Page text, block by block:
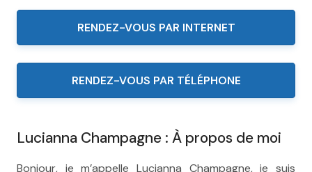
Lucianna Champagne : À propos de moi
Bonjour, je m’appelle Lucianna Champagne, je suis
RENDEZ-VOUS PAR INTERNET
RENDEZ-VOUS PAR TÉLÉPHONE